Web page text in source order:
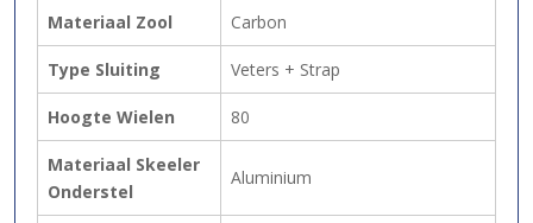
Materiaal Zool Carbon
Type Sluiting Veters + Strap
Hoogte Wielen 80
Materiaal Skeeler
Onderstel
Aluminium